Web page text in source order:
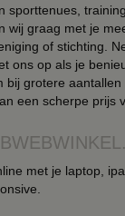
sporttenues,
wij graag met je
of stichting.
ons op als je
bij grotere
een scherpe prijs
met je laptop,